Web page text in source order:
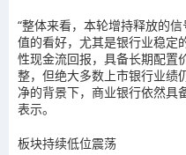
“整体来看，本轮增持释放的
值的看好，尤其是银行业稳定
性现金流回报，具备长期配置
整，但绝大多数上市银行业绩
净的背景下，商业银行依然具
表示。
板块持续低位震荡